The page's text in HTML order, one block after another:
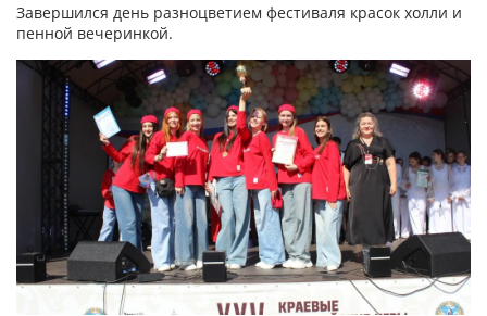
Завершился день разноцветием фестиваля красок холли и
пенной вечеринкой.